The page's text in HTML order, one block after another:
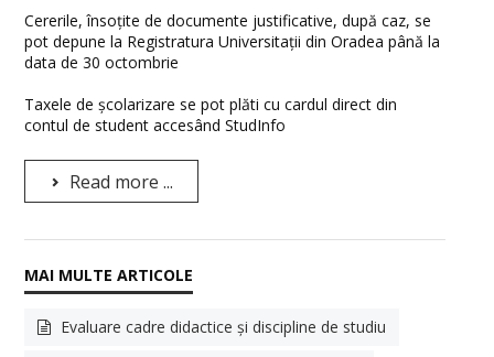
Cererile, însoțite de documente justificative, după caz, se
pot depune la Registratura Universitații din Oradea până la
data de 30 octombrie
Taxele de școlarizare se pot plăti cu cardul direct din
contul de student accesând StudInfo
Read more ...
Evaluare cadre didactice și discipline de studiu